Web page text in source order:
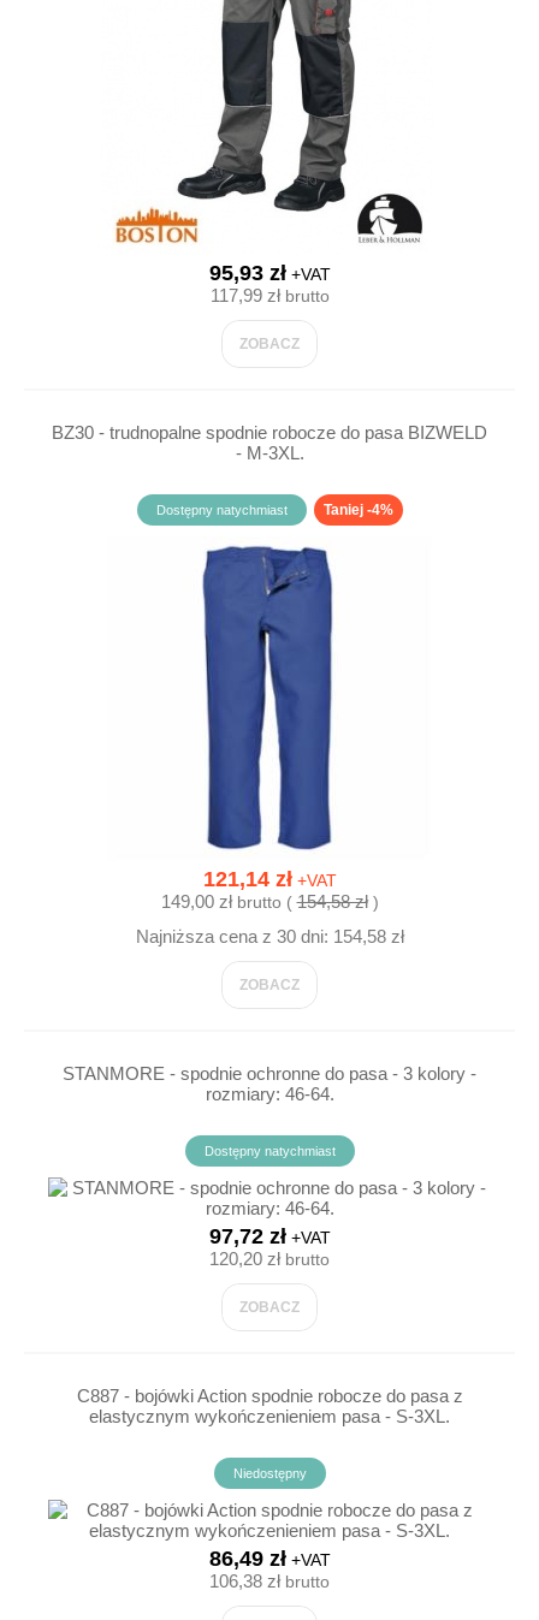
95,93 zł+VAT
117,99 złbrutto
ZOBACZ
BZ30 - trudnopalne spodnie robocze do pasa BIZWELD
- M-3XL.
Dostępny natychmiast Taniej -4%
121,14 zł+VAT
149,00 złbrutto (154,58 zł)
Najniższa cena z 30 dni: 154,58 zł
ZOBACZ
STANMORE - spodnie ochronne do pasa - 3 kolory -
rozmiary: 46-64.
Dostępny natychmiast
97,72 zł+VAT
120,20 złbrutto
ZOBACZ
C887 - bojówki Action spodnie robocze do pasa z
elastycznym wykończenieniem pasa - S-3XL.
Niedostępny
86,49 zł+VAT
106,38 złbrutto